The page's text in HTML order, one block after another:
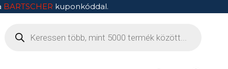
BARTSCHER kuponkóddal.